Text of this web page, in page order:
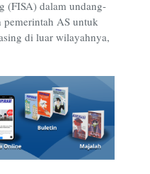
(FISA) dalam undang-
pemerintah AS untuk
di luar wilayahnya,